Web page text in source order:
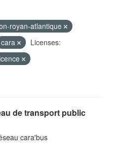
royan-atlantique
cara
Licenses:
de transport public
cara'bus